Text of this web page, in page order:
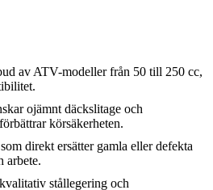
av ATV-modeller från 50 till 250 cc,
ojämnt däckslitage och
körsäkerheten.
direkt ersätter gamla eller defekta
arbete.
stållegering och